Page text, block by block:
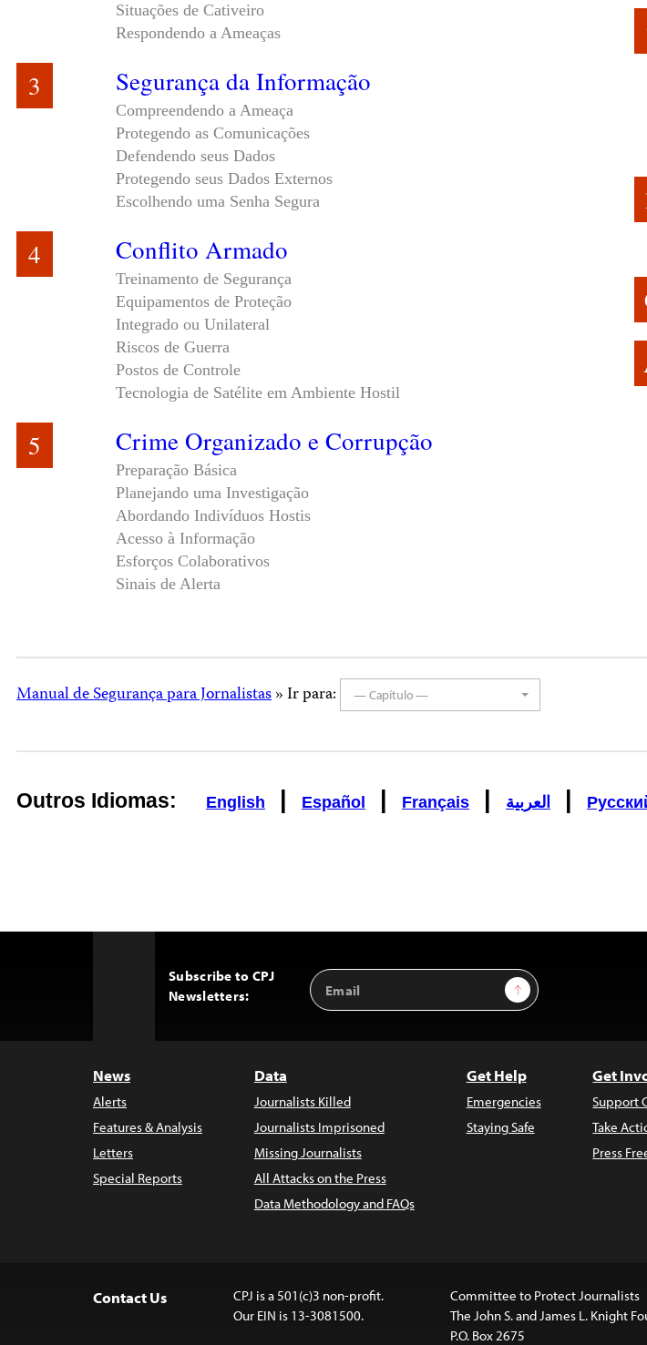
Situações de Cativeiro
Respondendo a Ameaças
3 Segurança da Informação
Compreendendo a Ameaça
Protegendo as Comunicações
Defendendo seus Dados
Protegendo seus Dados Externos
Escolhendo uma Senha Segura
4 Conflito Armado
Treinamento de Segurança
Equipamentos de Proteção
Integrado ou Unilateral
Riscos de Guerra
Postos de Controle
Tecnologia de Satélite em Ambiente Hostil
5 Crime Organizado e Corrupção
Preparação Básica
Planejando uma Investigação
Abordando Indivíduos Hostis
Acesso à Informação
Esforços Colaborativos
Sinais de Alerta
Manual de Segurança para Jornalistas» Ir para: — Capítulo —
Outros Idiomas: English Español Français العربية
Subscribe to CPJ
Newsletters:
Email
Address
Sign Up
News
Alerts
Features & Analysis
Letters
Special Reports
Data
Journalists Killed
Journalists Imprisoned
Missing Journalists
All Attacks on the Press
Data Methodology and FAQs
Get Help
Emergencies
Staying Safe
Get
Support
Take
Press
Contact Us
CPJ is a 501(c)3 non-profit.
Our EIN is 13-3081500.
Committee to Protect Journalists
The John S. and James L. Knight
P.O. Box 2675